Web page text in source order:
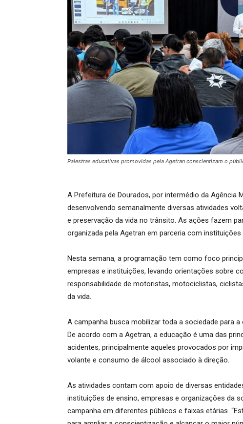
Palestras educativas promovidas pela Agetran conscientizam o
A Prefeitura de Dourados, por intermédio da Agência
desenvolvendo semanalmente diversas atividades
e preservação da vida no trânsito. As ações fazem
organizada pela Agetran em parceria com
Nesta semana, a programação tem como foco
empresas e instituições, levando orientações sobre
responsabilidade de motoristas, motociclistas,
da vida.
A campanha busca mobilizar toda a sociedade para
De acordo com a Agetran, a educação é uma das
acidentes, principalmente aqueles provocados por
volante e consumo de álcool associado à direção.
As atividades contam com apoio de diversas
instituições de ensino, empresas e organizações da
campanha em diferentes públicos e faixas etárias.